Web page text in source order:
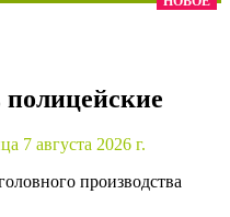
бухгалтера»
7 августа 2026 г.
производства